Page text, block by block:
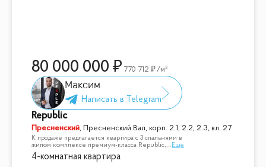
80 000 000 770 712 /м²
Максим
Republic
Пресненский, Пресненский Вал, корп. 2.1, 2.2, 2.3, вл. 27
К продаже предлагается квартира с 3 спальнями в
жилом комплексе премиум-класса Republic,... Ещё
4-комнатная квартира